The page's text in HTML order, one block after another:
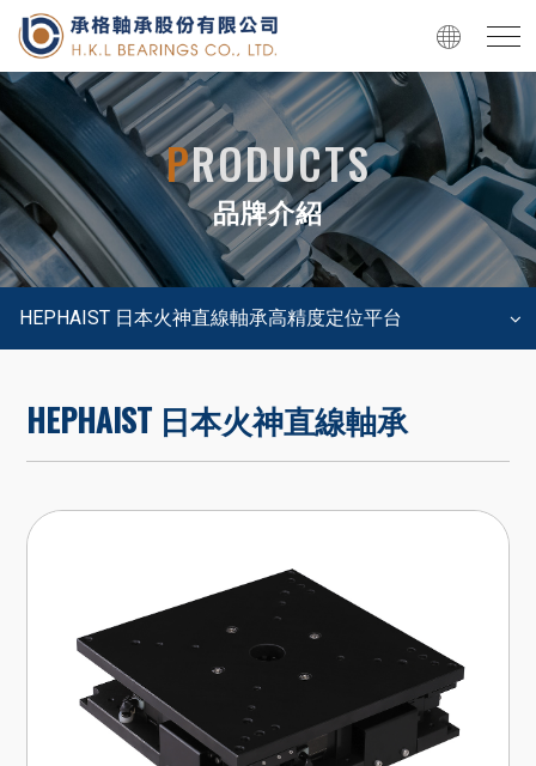
PRODUCTS
品牌介紹
HEPHAIST 日本火神直線軸承高精度定位平台
HEPHAIST 日本火神直線軸承